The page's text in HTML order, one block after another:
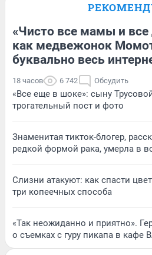
«Чисто все мамы и все
как медвежонок
буквально весь
18 часов 6 742 Обсудить
«Все еще в шоке»: сыну
трогательный пост и фото
Знаменитая тикток-блогер,
редкой формой рака, умерла в
Слизни атакуют: как спасти
три копеечных способа
«Так неожиданно и приятно».
о съемках с гуру пикапа в кафе